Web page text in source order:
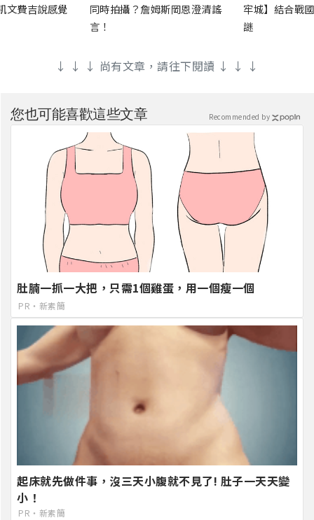
文費吉說感覺
同時拍攝？詹姆斯岡恩澄清謠
言！
牢城】結合戰
謎
↓ ↓ ↓ 尚有文章，請往下閱讀 ↓ ↓ ↓
您也可能喜歡這些文章
肚腩一抓一大把，只需1個雞蛋，用一個瘦一個
PR・新素簡
起床就先做件事，沒三天小腹就不見了! 肚子一天天變
小！
PR・新素簡
Recommended by